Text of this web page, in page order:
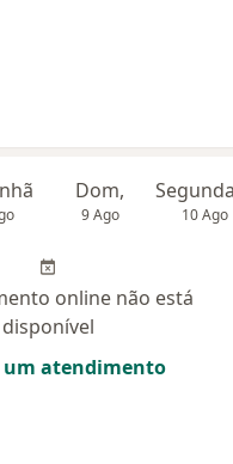
Dom,
9 Ago 10 Ago
online não está
disponível
um atendimento